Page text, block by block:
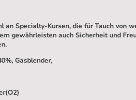
Specialty-Kursen, die für Tauch von
gewährleisten auch Sicherheit und
Gasblender,